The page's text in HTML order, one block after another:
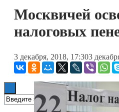
Книги
Москвичей
налоговых
3 декабря, 2018, 17:303